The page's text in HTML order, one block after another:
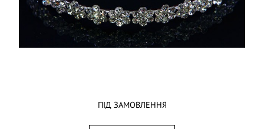
ПІД ЗАМОВЛЕННЯ